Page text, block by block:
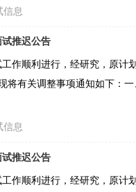
信息
推迟公告
作顺利进行，经研究，原计
有关调整事项通知如下：
信息
推迟公告
作顺利进行，经研究，原计